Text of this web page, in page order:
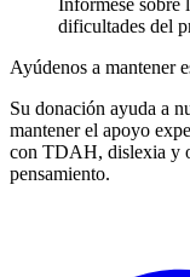
dificultades del
Ayúdenos a mantener
Su donación ayuda a
mantener el apoyo
con TDAH, dislexia y
pensamiento.